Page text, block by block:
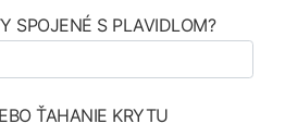
SPOJENÉ S PLAVIDLOM?
ŤAHANIE KRYTU